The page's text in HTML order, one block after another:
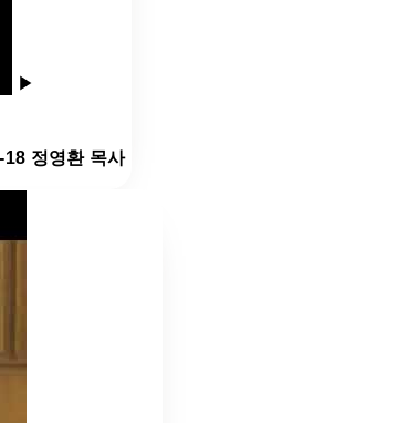
정영환 목사